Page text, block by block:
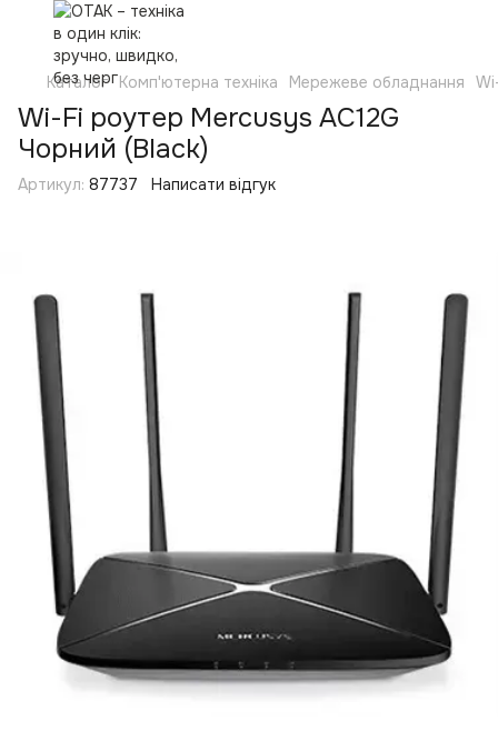
Каталог Комп'ютерна техніка Мережеве обладнання
Wi-Fi роутер Mercusys AC12G
Чорний (Black)
Артикул: 87737 Написати відгук